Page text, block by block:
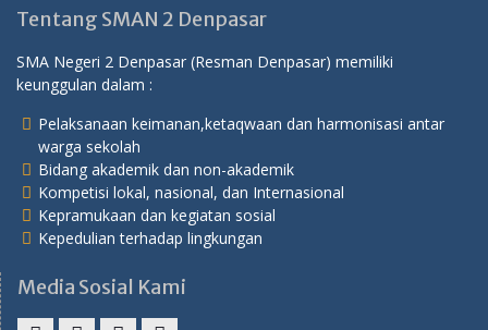
Tentang SMAN 2 Denpasar
SMA Negeri 2 Denpasar (Resman Denpasar) memiliki
keunggulan dalam :
Pelaksanaan keimanan,ketaqwaan dan harmonisasi antar
warga sekolah
Bidang akademik dan non-akademik
Kompetisi lokal, nasional, dan Internasional
Kepramukaan dan kegiatan sosial
Kepedulian terhadap lingkungan
Media Sosial Kami